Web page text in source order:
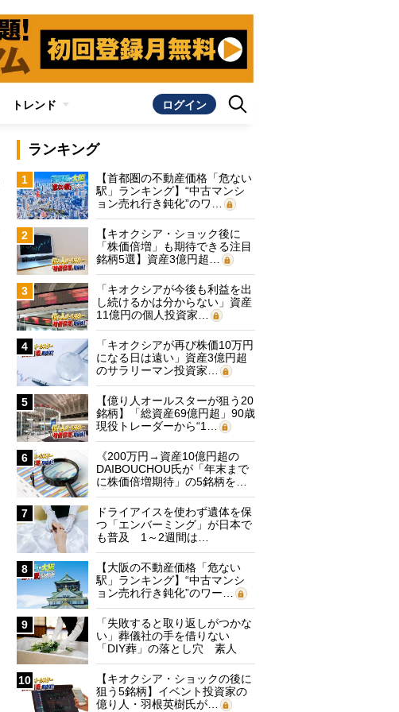
トレンド ログイン
ランキング
1
【首都圏の不動産価格「危ない
駅」ランキング】“中古マンシ
ョン売れ行き鈍化”のワ…
2
【キオクシア・ショック後に
「株価倍増」も期待できる注目
銘柄5選】資産3億円超…
3
「キオクシアが今後も利益を出
し続けるかは分からない」資産
11億円の個人投資家…
4
「キオクシアが再び株価10万円
になる日は遠い」資産3億円超
のサラリーマン投資家…
5
【億り人オールスターが狙う20
銘柄】「総資産69億円超」90歳
現役トレーダーから“1…
6
《200万円→資産10億円超の
DAIBOUCHOU氏が「年末まで
に株価倍増期待」の5銘柄を…
7
ドライアイスを使わず遺体を保
つ「エンバーミング」が日本で
も普及 1～2週間は…
8
【大阪の不動産価格「危ない
駅」ランキング】“中古マンシ
ョン売れ行き鈍化”のワー…
9
「失敗すると取り返しがつかな
い」葬儀社の手を借りない
「DIY葬」の落とし穴 素人
に…
10
【キオクシア・ショックの後に
狙う5銘柄】イベント投資家の
億り人・羽根英樹氏が…